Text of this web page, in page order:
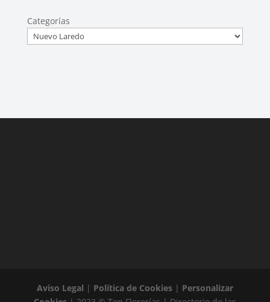
Categorías
Aviso Legal | Política de Cookies| Personalizar